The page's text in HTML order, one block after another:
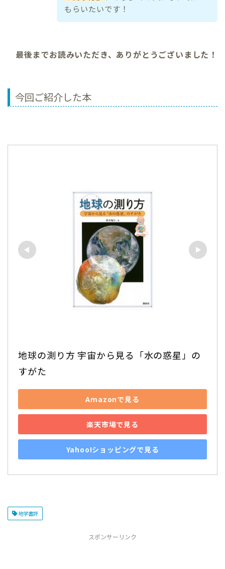
もらいたいです！
最後までお読みいただき、ありがとうございました！
今回ご紹介した本
地球の測り方 宇宙から見る「水の惑星」の
すがた
Amazonで見る
楽天市場で見る
Yahoo!ショッピングで見る
地学書評
スポンサーリンク